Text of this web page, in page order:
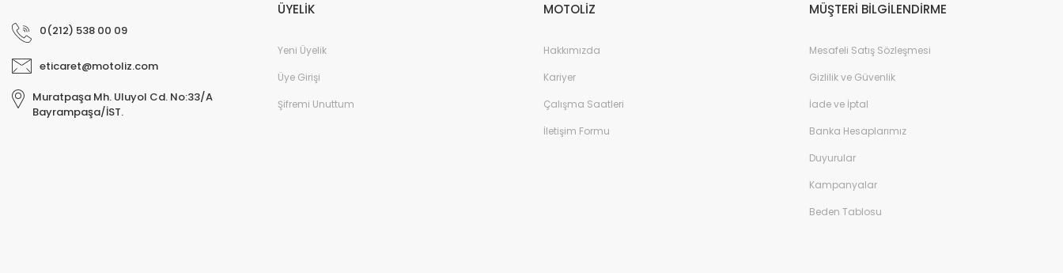
0(212) 538 00 09
eticaret@motoliz.com
Muratpaşa Mh. Uluyol Cd. No:33/A
Bayrampaşa/İST.
ÜYELİK
Yeni Üyelik
Üye Girişi
Şifremi Unuttum
MOTOLİZ
Hakkımızda
Kariyer
Çalışma Saatleri
İletişim Formu
MÜŞTERİ BİLGİLENDİRME
Mesafeli Satış Sözleşmesi
Gizlilik ve Güvenlik
İade ve İptal
Banka Hesaplarımız
Duyurular
Kampanyalar
Beden Tablosu